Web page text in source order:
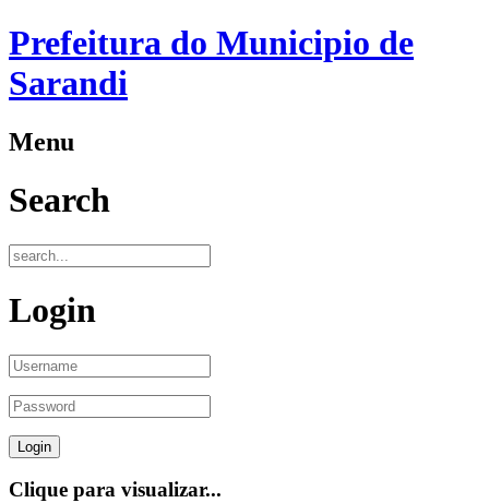
Prefeitura do Municipio de
Sarandi
Menu
Search
Login
Clique para visualizar...